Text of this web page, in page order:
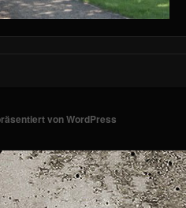
von WordPress